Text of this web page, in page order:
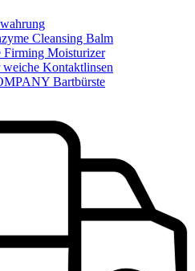
Cleansing Balm
Firming Moisturizer
Kontaktlinsen
Bartbürste